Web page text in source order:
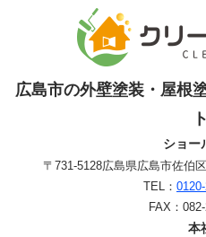
広島市の外壁塗装・屋根
ト
ショー
〒731-5128広島県広島市佐伯
TEL：
FAX：
本